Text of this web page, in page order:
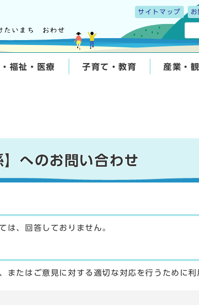
サイトマップ
福祉・医療 子育て・教育 産業・
へのお問い合わせ
は、回答しておりません。
またはご意見に対する適切な対応を行うために